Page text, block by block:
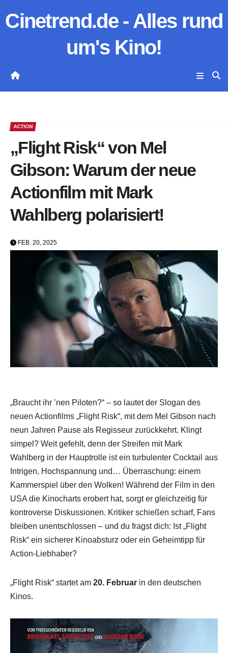
Inhalt
Cinetrend.de - Alles rund
um's Kino!
ACTION
„Flight Risk“ von Mel
Gibson: Warum der neue
Actionfilm mit Mark
Wahlberg polarisiert!
FEB. 20, 2025
„Braucht ihr ’nen Piloten?“ – so lautet der Slogan des
neuen Actionfilms „Flight Risk“, mit dem Mel Gibson nach
neun Jahren Pause als Regisseur zurückkehrt. Klingt
simpel? Weit gefehlt, denn der Streifen mit Mark
Wahlberg in der Hauptrolle ist ein turbulenter Cocktail aus
Intrigen, Hochspannung und… Überraschung: einem
Kammerspiel über den Wolken! Während der Film in den
USA die Kinocharts erobert hat, sorgt er gleichzeitig für
kontroverse Diskussionen. Kritiker schießen scharf, Fans
bleiben unentschlossen – und du fragst dich: Ist „Flight
Risk“ ein sicherer Kinoabsturz oder ein Geheimtipp für
Action-Liebhaber?
„Flight Risk“ startet am 20. Februar in den deutschen
Kinos.